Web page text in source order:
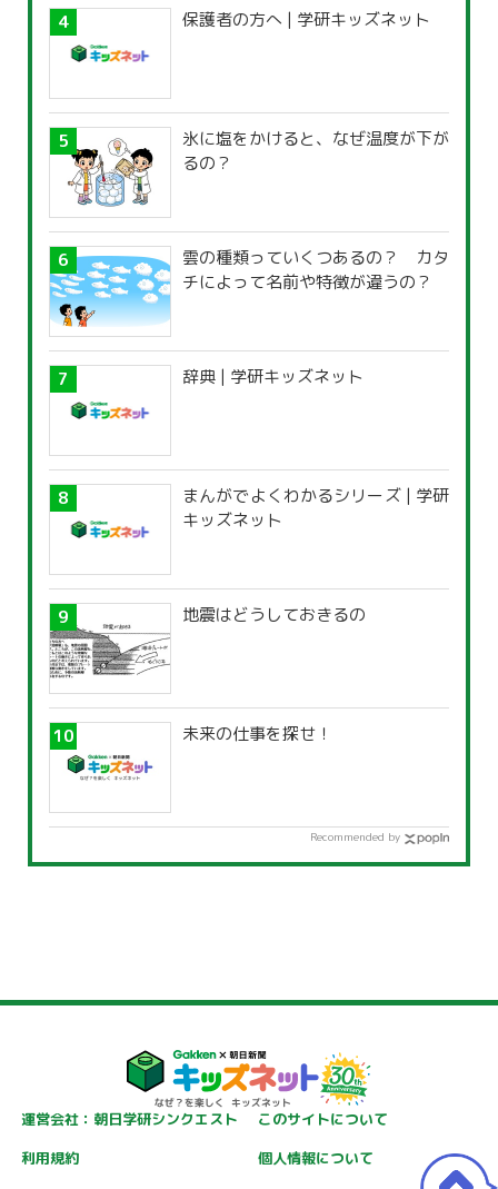
保護者の方へ | 学研キッズネット
氷に塩をかけると、なぜ温度が下が
るの？
雲の種類っていくつあるの？ カタ
チによって名前や特徴が違うの？
辞典 | 学研キッズネット
まんがでよくわかるシリーズ | 学研
キッズネット
地震はどうしておきるの
未来の仕事を探せ！
Recommended by
運営会社：朝日学研シンクエスト
このサイトについて
利用規約
個人情報について